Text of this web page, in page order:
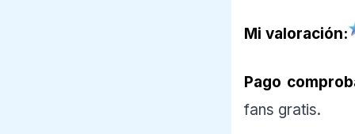
Mi valoración:
Pago
fans gratis.